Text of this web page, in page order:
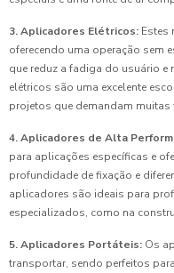
3. Aplicadores Elétricos: Estes
oferecendo uma operação sem
que reduz a fadiga do usuário
elétricos são uma excelente
projetos que demandam muitas
4. Aplicadores de Alta
para aplicações específicas e
profundidade de fixação e
aplicadores são ideais para
especializados, como na
5. Aplicadores Portáteis: Os
transportar, sendo perfeitos